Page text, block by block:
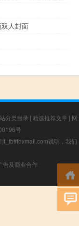
人封面
分类目录 | 精选推荐文章 | 网
号
f_fb#foxmail.com说明，我们
告及商业合作